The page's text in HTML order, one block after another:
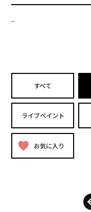
-
すべて
ライブペイント
お気に入り